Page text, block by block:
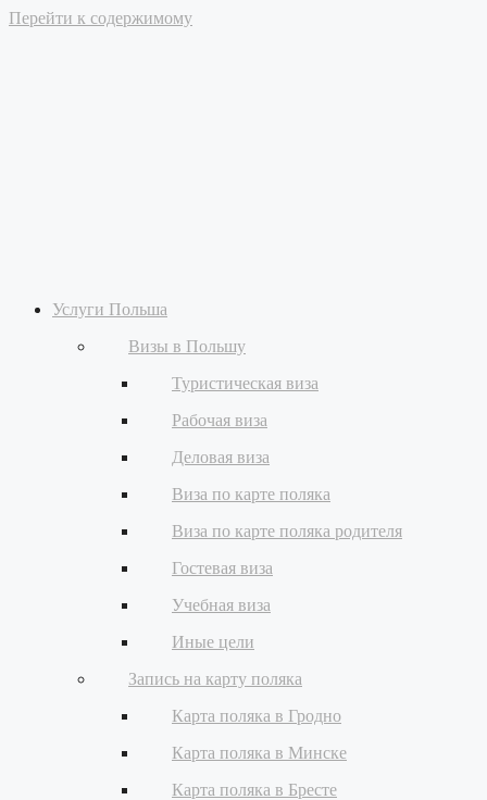
Перейти к содержимому
Услуги Польша
Визы в Польшу
Туристическая виза
Рабочая виза
Деловая виза
Виза по карте поляка
Виза по карте поляка родителя
Гостевая виза
Учебная виза
Иные цели
Запись на карту поляка
Карта поляка в Гродно
Карта поляка в Минске
Карта поляка в Бресте